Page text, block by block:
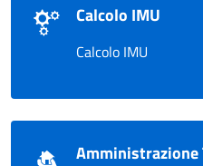
Calcolo IMU
Calcolo IMU
Amministrazione